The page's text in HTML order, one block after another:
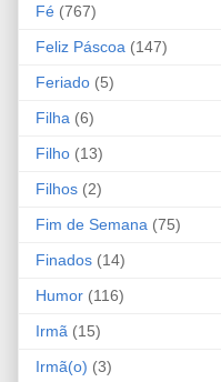
Fé (767)
Feliz Páscoa (147)
Feriado (5)
Filha (6)
Filho (13)
Filhos (2)
Fim de Semana (75)
Finados (14)
Humor (116)
Irmã (15)
Irmã(o) (3)